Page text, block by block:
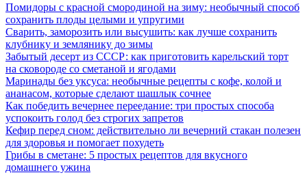
Помидоры с красной смородиной на зиму: необычный способ
сохранить плоды целыми и упругими
Сварить, заморозить или высушить: как лучше сохранить
клубнику и землянику до зимы
Забытый десерт из СССР: как приготовить карельский торт
на сковороде со сметаной и ягодами
Маринады без уксуса: необычные рецепты с кофе, колой и
ананасом, которые сделают шашлык сочнее
Как победить вечернее переедание: три простых способа
успокоить голод без строгих запретов
Кефир перед сном: действительно ли вечерний стакан полезен
для здоровья и помогает похудеть
Грибы в сметане: 5 простых рецептов для вкусного
домашнего ужина